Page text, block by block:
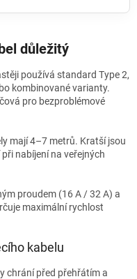
důležitý
používá standard Type 2,
kombinované varianty.
pro bezproblémové
mají 4–7 metrů. Kratší jsou
nabíjení na veřejných
proudem (16 A / 32 A) a
maximální rychlost
kabelu
chrání před přehřátím a